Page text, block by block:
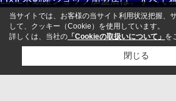
当サイトでは、お客様の当サイト利用状況把握、
して、クッキー（Cookie）を使用しています。
詳しくは、当社の 「Cookieの取扱いについて」 を
閉じる